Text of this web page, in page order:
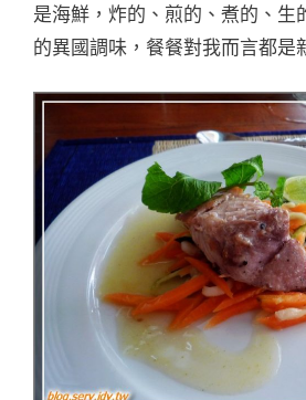
是海鮮，炸的、煎的、煮的、生
的異國調味，餐餐對我而言都是